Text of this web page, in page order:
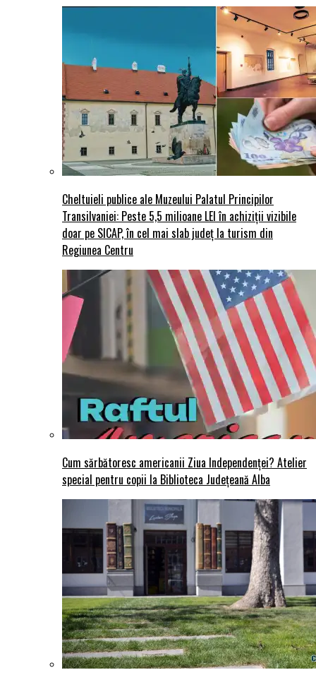
Cheltuieli publice ale Muzeului Palatul Principilor
Transilvaniei: Peste 5,5 milioane LEI în achiziții vizibile
doar pe SICAP, în cel mai slab județ la turism din
Regiunea Centru
Cum sărbătoresc americanii Ziua Independenței? Atelier
special pentru copii la Biblioteca Județeană Alba